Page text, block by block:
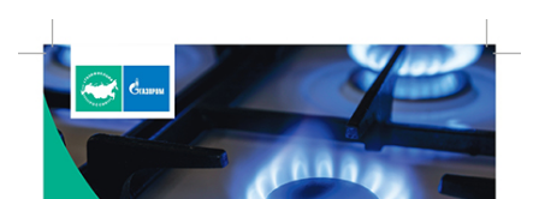
6 Авг 2026 20:01
Тверские школьники покорили Дальний Восток:
итоги смены в ВДЦ «Океан»